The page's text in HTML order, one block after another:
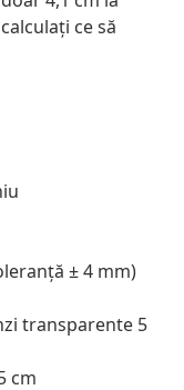
ce să
± 4 mm)
transparente 5
cm